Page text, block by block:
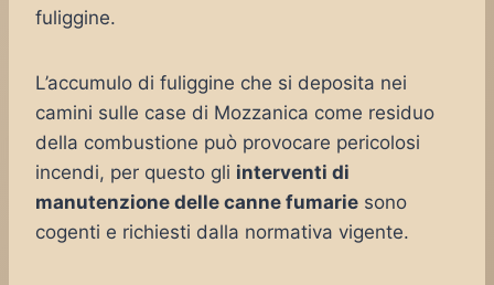
fuliggine.
L’accumulo di fuliggine che si deposita nei
camini sulle case di Mozzanica come residuo
della combustione può provocare pericolosi
incendi, per questo gli interventi di
manutenzione delle canne fumarie sono
cogenti e richiesti dalla normativa vigente.